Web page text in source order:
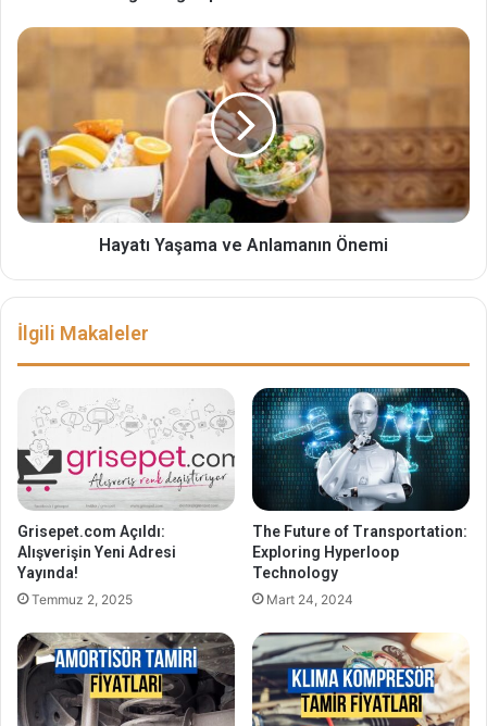
Hayatı Yaşama ve Anlamanın Önemi
İlgili Makaleler
Grisepet.com Açıldı:
Alışverişin Yeni Adresi
Yayında!
Temmuz 2, 2025
The Future of Transportation:
Exploring Hyperloop
Technology
Mart 24, 2024